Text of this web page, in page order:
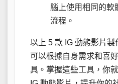
腦上使用相同的軟
流程。
以上 5 款 IG 動態影片
可以根據自身需求和喜
具。掌握這些工具，你